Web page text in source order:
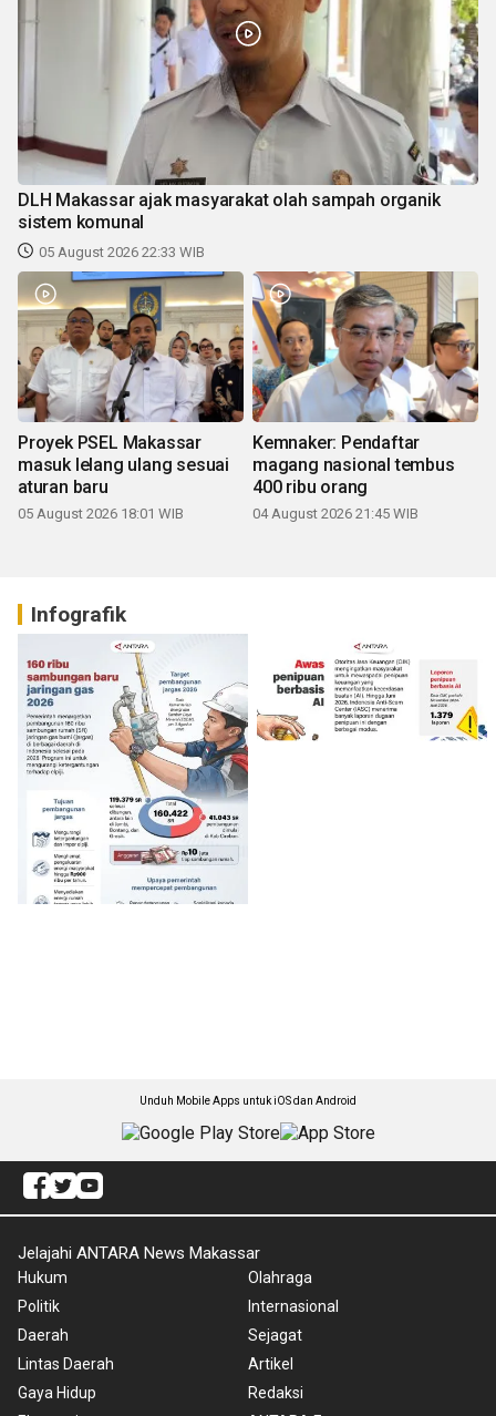
DLH Makassar ajak masyarakat olah sampah organik
sistem komunal
05 August 2026 22:33 WIB
Proyek PSEL Makassar
masuk lelang ulang sesuai
aturan baru
05 August 2026 18:01 WIB
Kemnaker: Pendaftar
magang nasional tembus
400 ribu orang
04 August 2026 21:45 WIB
Infografik
Unduh Mobile Apps untuk iOS dan Android
Jelajahi ANTARA News Makassar
Hukum
Politik
Daerah
Lintas Daerah
Gaya Hidup
Olahraga
Internasional
Sejagat
Artikel
Redaksi